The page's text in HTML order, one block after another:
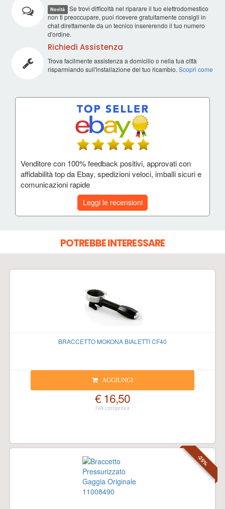
Novità Se trovi difficoltà nel riparare il tuo elettrodomestico
non ti preoccupare, puoi ricevere gratuitamente consigli in
chat direttamente da un tecnico insererendo il tuo numero
d'ordine.
Richiedi Assistenza
Trova facilmente assistenza a domicilio o nella tua città
risparmiando sull'installazione del tuo ricambio. Scopri come
Venditore con 100% feedback positivi, approvati con
affidabilità top da Ebay, spedizioni veloci, imballi sicuri e
comunicazioni rapide
Leggi le recensioni
POTREBBE INTERESSARE
BRACCETTO MOKONA BIALETTI CF40
AGGIUNGI
€ 16,50
-25%